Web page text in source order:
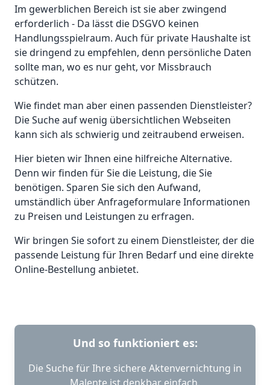
Im gewerblichen Bereich ist sie aber zwingend
erforderlich - Da lässt die DSGVO keinen
Handlungsspielraum. Auch für private Haushalte ist
sie dringend zu empfehlen, denn persönliche Daten
sollte man, wo es nur geht, vor Missbrauch
schützen.
Wie findet man aber einen passenden Dienstleister?
Die Suche auf wenig übersichtlichen Webseiten
kann sich als schwierig und zeitraubend erweisen.
Hier bieten wir Ihnen eine hilfreiche Alternative.
Denn wir finden für Sie die Leistung, die Sie
benötigen. Sparen Sie sich den Aufwand,
umständlich über Anfrageformulare Informationen
zu Preisen und Leistungen zu erfragen.
Wir bringen Sie sofort zu einem Dienstleister, der die
passende Leistung für Ihren Bedarf und eine direkte
Online-Bestellung anbietet.
Und so funktioniert es:
Die Suche für Ihre sichere Aktenvernichtung in